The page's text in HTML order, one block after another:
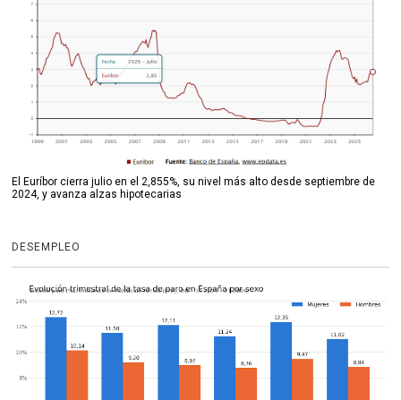
El Euríbor cierra julio en el 2,855%, su nivel más alto desde septiembre de
2024, y avanza alzas hipotecarias
DESEMPLEO